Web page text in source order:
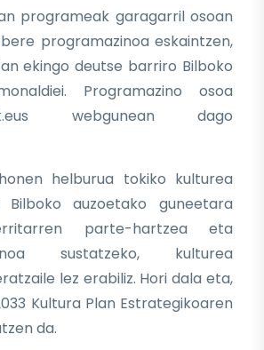
programeak garagarril osoan
programazinoa eskaintzen,
ekingo deutse barriro Bilboko
Programazino osoa
webgunean dago
helburua tokiko kulturea
auzoetako guneetara
parte-hartzea eta
sustatzeko, kulturea
lez erabiliz. Hori dala eta,
Kultura Plan Estrategikoaren
da.